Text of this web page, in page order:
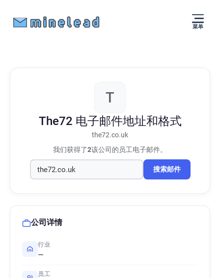
菜单
T
The72 电子邮件地址和格式
the72.co.uk
我们获得了2该公司的员工电子邮件。
搜索邮件
公司详情
行业
—
员工